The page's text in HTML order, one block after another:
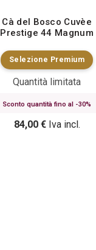
Cà del Bosco Cuvèe
Prestige 44 Magnum
Selezione Premium
Quantità limitata
Sconto quantità fino al -30%
84,00 € Iva incl.